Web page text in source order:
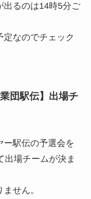
出るのは14時5分ご
なのでチェック
団駅伝】出場チ
ー駅伝の予選会を
出場チームが決ま
せん。